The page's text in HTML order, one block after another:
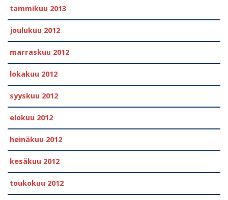
tammikuu 2013
joulukuu 2012
marraskuu 2012
lokakuu 2012
syyskuu 2012
elokuu 2012
heinäkuu 2012
kesäkuu 2012
toukokuu 2012